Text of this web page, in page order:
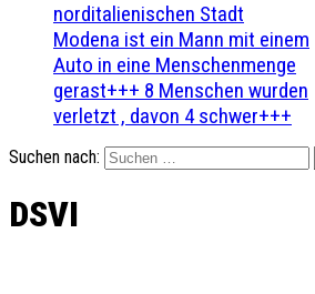
norditalienischen Stadt
Modena ist ein Mann mit einem
Auto in eine Menschenmenge
gerast+++ 8 Menschen wurden
verletzt , davon 4 schwer+++
Suchen nach:
DSVI